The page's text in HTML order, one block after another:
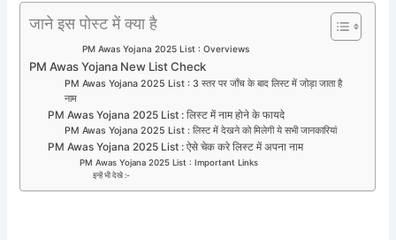
जाने इस पोस्ट में क्या है
PM Awas Yojana 2025 List : Overviews
PM Awas Yojana New List Check
PM Awas Yojana 2025 List : 3 स्तर पर जाँच के बाद लिस्ट में जोड़ा जाता है
नाम
PM Awas Yojana 2025 List : लिस्ट में नाम होने के फायदे
PM Awas Yojana 2025 List : लिस्ट में देखने को मिलेगी ये सभी जानकारियां
PM Awas Yojana 2025 List : ऐसे चेक करे लिस्ट में अपना नाम
PM Awas Yojana 2025 List : Important Links
इन्हें भी देखे :-